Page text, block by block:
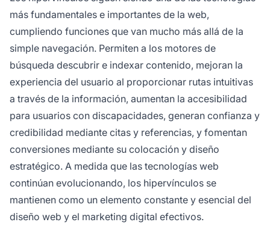
más fundamentales e importantes de la web,
cumpliendo funciones que van mucho más allá de la
simple navegación. Permiten a los motores de
búsqueda descubrir e indexar contenido, mejoran la
experiencia del usuario al proporcionar rutas intuitivas
a través de la información, aumentan la accesibilidad
para usuarios con discapacidades, generan confianza y
credibilidad mediante citas y referencias, y fomentan
conversiones mediante su colocación y diseño
estratégico. A medida que las tecnologías web
continúan evolucionando, los hipervínculos se
mantienen como un elemento constante y esencial del
diseño web y el marketing digital efectivos.